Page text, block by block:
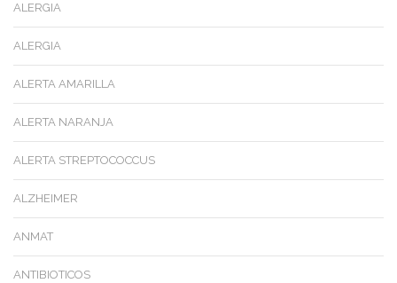
ALERGIA
ALERGIA
ALERTA AMARILLA
ALERTA NARANJA
ALERTA STREPTOCOCCUS
ALZHEIMER
ANMAT
ANTIBIOTICOS